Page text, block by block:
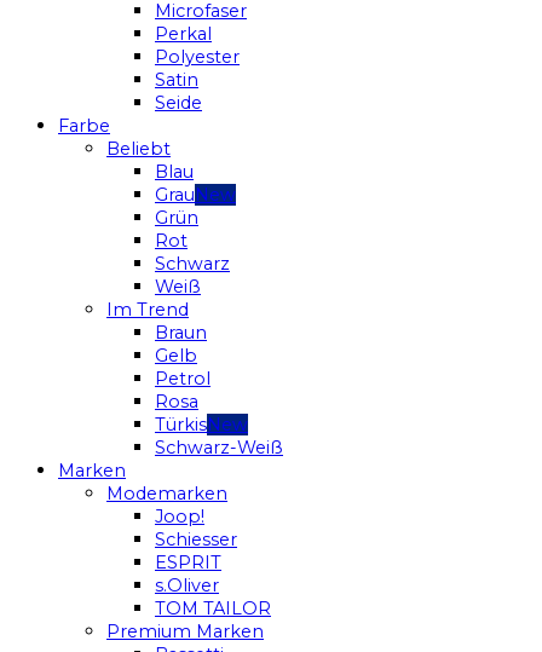
Microfaser
Perkal
Polyester
Satin
Seide
Farbe
Beliebt
Blau
Grau
Grün
Rot
Schwarz
Weiß
Im Trend
Braun
Gelb
Petrol
Rosa
Türkis
Schwarz-Weiß
Marken
Modemarken
Joop!
Schiesser
ESPRIT
s.Oliver
TOM TAILOR
Premium Marken